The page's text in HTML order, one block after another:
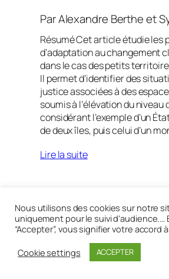
ParAlexandre Bertheet
Résumé Cet article étudie les
d’adaptation au changement
dans le cas des petits
Il permet d’identifier des
justice associées à des
soumis à l’élévation du niveau
considérant l’exemple d’un
de deux îles, puis celui d’un
Lire la suite
Nous utilisons des cookies sur notre
uniquement pour le suivi d'audience.…
“Accepter”, vous signifier votre accord
Cookie settings
ACCEPTER